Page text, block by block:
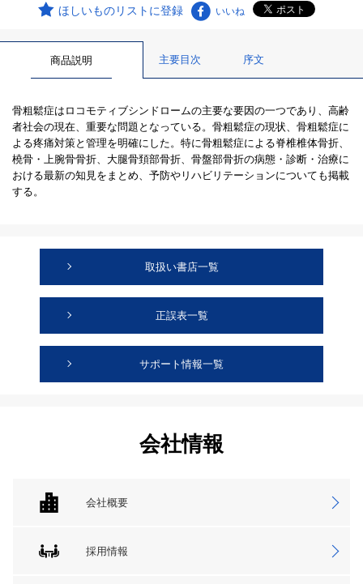
ほしいものリストに登録 いいね
商品説明 主要目次 序文
骨粗鬆症はロコモティブシンドロームの主要な要因の一つであり、高齢
者社会の現在、重要な問題となっている。骨粗鬆症の現状、骨粗鬆症に
よる疼痛対策と管理を明確にした。特に骨粗鬆症による脊椎椎体骨折、
橈骨・上腕骨骨折、大腿骨頚部骨折、骨盤部骨折の病態・診断・治療に
おける最新の知見をまとめ、予防やリハビリテーションについても掲載
する。
取扱い書店一覧
正誤表一覧
サポート情報一覧
会社情報
会社概要
採用情報